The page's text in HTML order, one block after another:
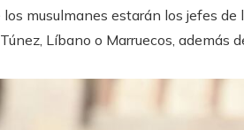
musulmanes estarán los jefes de
Líbano o Marruecos, además